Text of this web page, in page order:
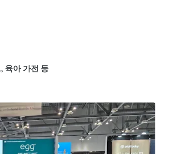
육아 가전 등